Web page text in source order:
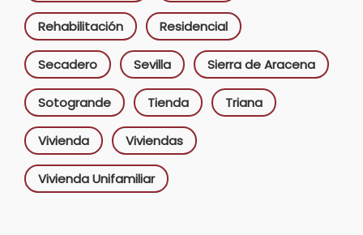
Rehabilitación Residencial
Secadero Sevilla Sierra de Aracena
Sotogrande Tienda Triana
Vivienda Viviendas
Vivienda Unifamiliar